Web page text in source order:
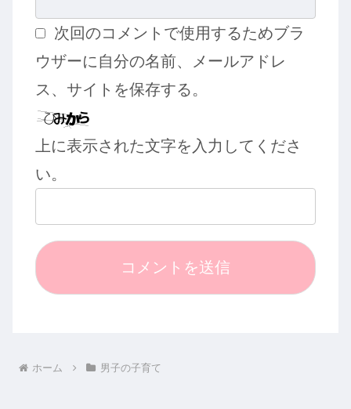
次回のコメントで使用するためブラ
ウザーに自分の名前、メールアドレ
ス、サイトを保存する。
上に表示された文字を入力してくださ
い。
ホーム 男子の子育て